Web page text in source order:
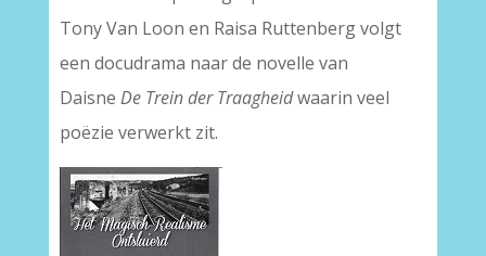
Tony Van Loon en Raisa Ruttenberg volgt
een docudrama naar de novelle van
Daisne De Trein der Traagheidwaarin veel
poëzie verwerkt zit.